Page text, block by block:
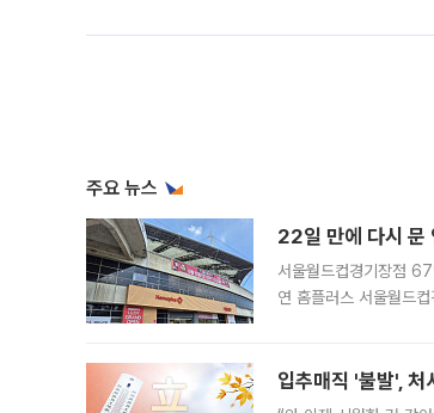
주요 뉴스
22일 만에 다시 문
서울월드컵경기장점
연 홈플러스 서울월드
입추매직 '불발',